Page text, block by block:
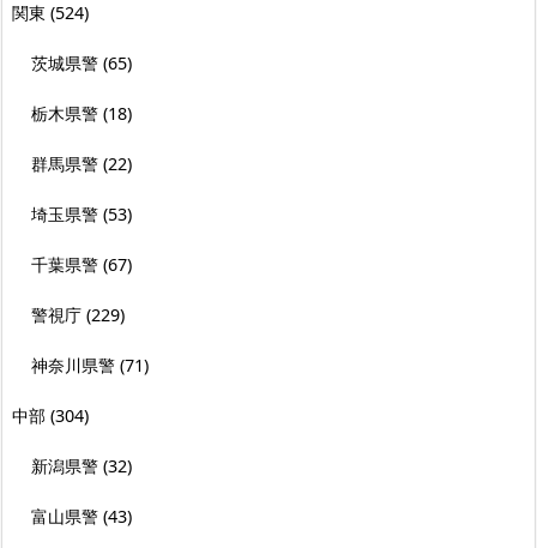
関東 (524)
茨城県警 (65)
栃木県警 (18)
群馬県警 (22)
埼玉県警 (53)
千葉県警 (67)
警視庁 (229)
神奈川県警 (71)
中部 (304)
新潟県警 (32)
富山県警 (43)